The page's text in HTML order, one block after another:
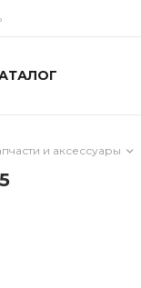
и аксессуары